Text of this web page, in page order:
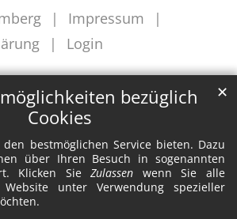
bezüglich
Cookies
bestmöglichen Service bieten. Dazu
über Ihren Besuch in sogenannten
Klicken SieZulassen wenn Sie alle
unter Verwendung spezieller
✕
Impressum
Login